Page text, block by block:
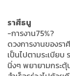
ราศีธนู
-การงาน75%?
ดวงการงานของร
เป็นไปตามระเบียบ
นิ่งๆ พยายามกระ